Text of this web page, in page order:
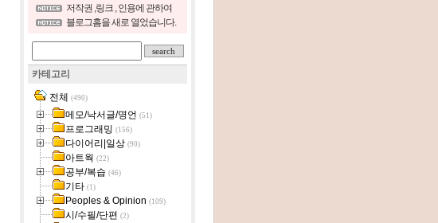
저작권 ,링크 , 인용에 관하여
블로그홈을 새로 열었습니다.
카테고리
전체 (490)
메모/낙서글/명언 (51)
프로그래밍 (156)
다이어리|일상 (90)
아트웍 (22)
공부/복습 (46)
기타 (1)
Peoples & Opinion (109)
시/수필/단편 (2)